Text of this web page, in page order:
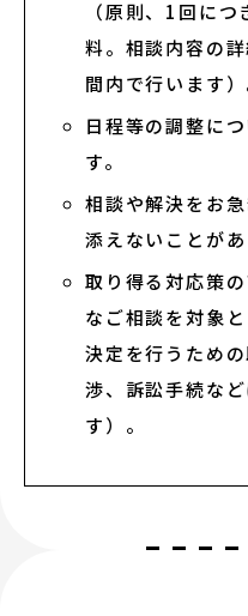
（原則、1回に
料。相談内容の
間内で行います）
日程等の調整に
す。
相談や解決をお
添えないことがあ
取り得る対応策
なご相談を対象
決定を行うため
渉、訴訟手続な
す）。